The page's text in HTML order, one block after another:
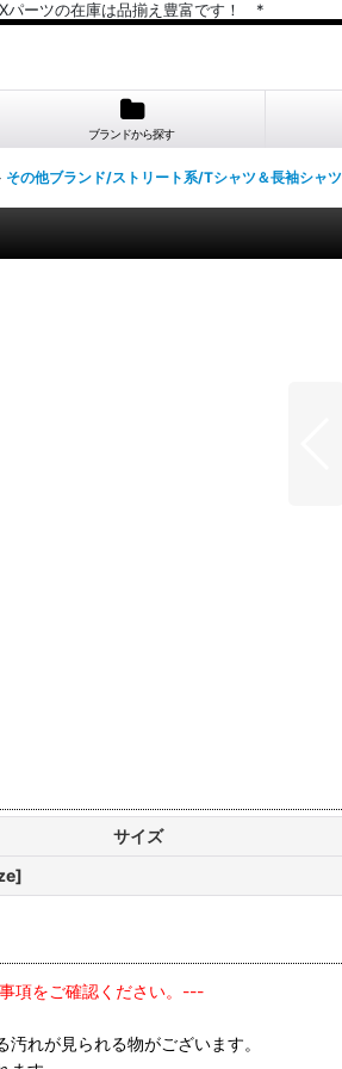
パーツの在庫は品揃え豊富です！ *
ブランドから探す
その他ブランド/ストリート系/Tシャツ＆長袖シャツ
サイズ
項をご確認ください。---
れが見られる物がございます。